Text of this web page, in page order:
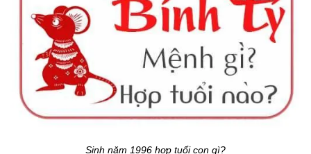
Sinh năm 1996 hợp tuổi con gì?